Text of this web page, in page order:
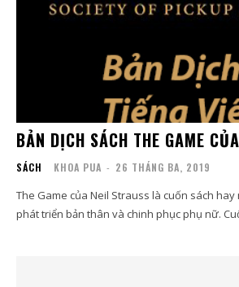
BẢN DỊCH SÁCH THE GAME
SÁCH KHOA PUA - 26 THÁNG BA, 2019
The Game của Neil Strauss là cuốn sách
phát triển bản thân và chinh phục phụ nữ.